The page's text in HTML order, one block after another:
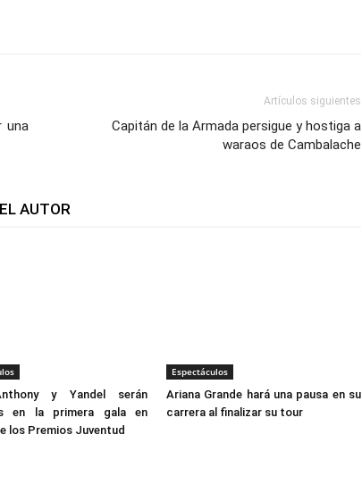
una
Artículos siguientes
Capitán de la Armada persigue y hostiga a
waraos de Cambalache
AUTOR
y Yandel serán
en la primera gala en
los Premios Juventud
Espectáculos
Ariana Grande hará una pausa en su
carrera al finalizar su tour